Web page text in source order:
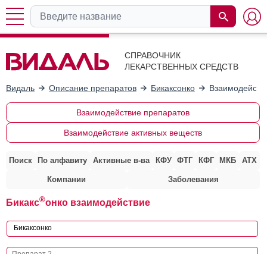
СПРАВОЧНИК
ЛЕКАРСТВЕННЫХ СРЕДСТВ
Видаль Описание препаратов Бикаксонко
Взаимодействие препаратов
Взаимодействие активных веществ
Поиск По алфавиту Активные в-ва КФУ ФТГ КФГ МКБ АТХ
Компании Заболевания
Бикакс®онко взаимодействие